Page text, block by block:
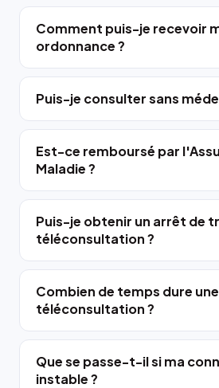
Comment puis-je recevoir
ordonnance ?
Puis-je consulter sans
Est-ce remboursé par
Maladie ?
Puis-je obtenir un arrêt de
téléconsultation ?
Combien de temps dure une
téléconsultation ?
Que se passe-t-il si ma
instable ?